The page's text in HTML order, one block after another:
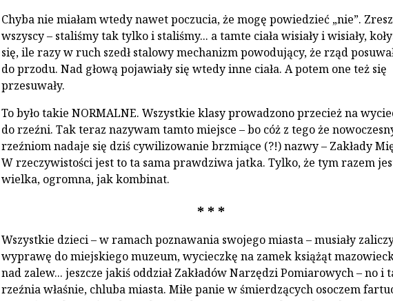
Chyba nie miałam wtedy nawet poczucia, że mogę powiedzieć „nie”.
wszyscy – stali­śmy tak tylko i staliśmy... a tamte ciała wisiały i wi­siały,
się, ile razy w ruch szedł stalowy mechanizm powodujący, że rząd
do przodu. Nad głową pojawiały się wtedy inne cia­ła. A potem one też się
przesuwały.
To było takie NORMALNE. Wszystkie klasy pro­wadzono przecież na
do rzeźni. Tak teraz nazywam tamto miejsce – bo cóż z tego że
rzeźniom nadaje się dziś cywilizowanie brzmią­ce (?!) nazwy – Zakłady
W rzeczywistości jest to ta sama prawdziwa jatka. Tylko, że tym razem
wielka, ogromna, jak kombinat.
* * *
Wszystkie dzieci – w ramach poznawania swojego miasta – musiały
wyprawę do miejskiego muzeum, wycieczkę na zamek książąt
nad zalew... jeszcze jakiś oddział Zakładów Narzędzi Pomiarowych – no i
rzeźnia właśnie, chluba mia­sta. Miłe panie w śmierdzących osoczem